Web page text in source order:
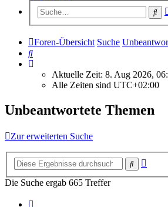
Foren-Übersicht Suche
Suche
Aktuelle Zeit: 8. Aug 2026,
Alle Zeiten sind UTC+02:00
Unbeantwortete Themen
Zur erweiterten Suche
Suche
Die Suche ergab 665 Treffer